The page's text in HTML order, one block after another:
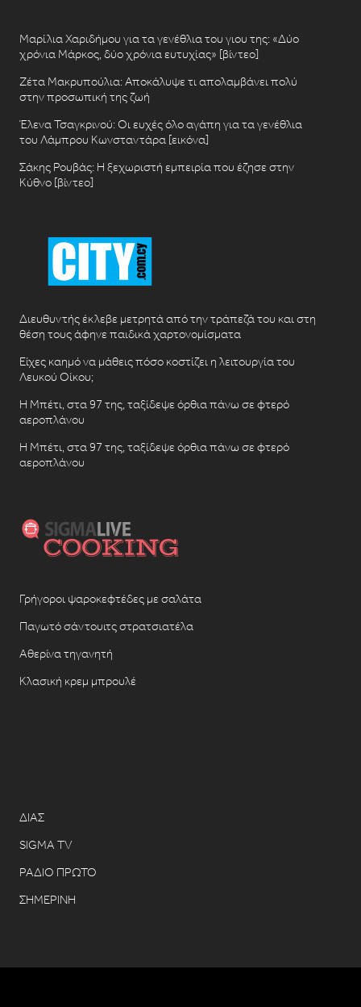
Μαρίλια Χαριδήμου για τα γενέθλια του γιου της: «Δύο
χρόνια Μάρκος, δύο χρόνια ευτυχίας» [βίντεο]
Ζέτα Μακρυπούλια: Αποκάλυψε τι απολαμβάνει πολύ
στην προσωπική της ζωή
Έλενα Τσαγκρινού: Οι ευχές όλο αγάπη για τα γενέθλια
του Λάμπρου Κωνσταντάρα [εικόνα]
Σάκης Ρουβάς: Η ξεχωριστή εμπειρία που έζησε στην
Κύθνο [βίντεο]
Διευθυντής έκλεβε μετρητά από την τράπεζά του και στη
θέση τους άφηνε παιδικά χαρτονομίσματα
Είχες καημό να μάθεις πόσο κοστίζει η λειτουργία του
Λευκού Οίκου;
Η Μπέτι, στα 97 της, ταξίδεψε όρθια πάνω σε φτερό
αεροπλάνου
Η Μπέτι, στα 97 της, ταξίδεψε όρθια πάνω σε φτερό
αεροπλάνου
Γρήγοροι ψαροκεφτέδες με σαλάτα
Παγωτό σάντουιτς στρατσιατέλα
Αθερίνα τηγανητή
Κλασική κρεμ μπρουλέ
ΔΙΑΣ
SIGMA TV
ΡΑΔΙΟ ΠΡΩΤΟ
ΣΗΜΕΡΙΝΗ